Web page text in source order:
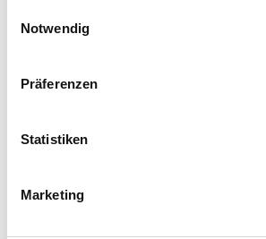
Notwendig
Präferenzen
Statistiken
Marketing
Vitaminspender